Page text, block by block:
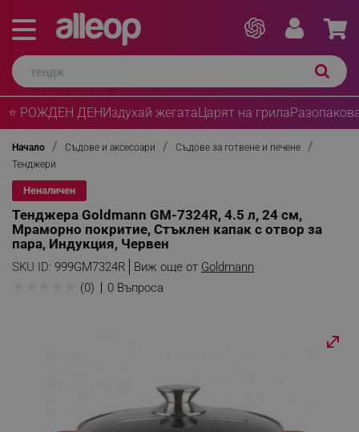
⭐ РОЖДЕН ДЕНИздухай жегатаЦарят на грила
Начало Съдове и аксесоари
Съдове за готвене и печене
Тенджери
Неналичен
Тенджера Goldmann GM-7324R, 4.5 л, 24 см,
Мраморно покритие, Стъклен капак с отвор за
пара, Индукция, Червен
SKU ID: 999GM7324R Виж още от Goldmann
(0) 0 Въпроса